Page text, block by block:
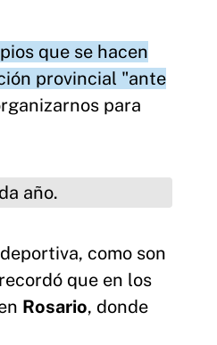
que se hacen
provincial "ante
para
como son
que en los
Rosario, donde